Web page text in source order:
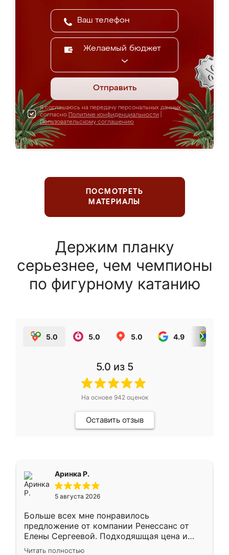
Желаемый бюджет
Отправить
Я соглашаюсь на передачу персональных данных
согласно Политике конфиденциальности
Пользовательскому соглашению
ПОСМОТРЕТЬ
МАТЕРИАЛЫ
Держим планку
серьезнее, чем чемпионы
по фигурному катанию
5.0 5.0 5.0 4.9
5.0 из 5
На основе 942оценок
Оставить отзыв
Аринка Р.
5 августа 2026
Больше всех мне понравилось
предложение от компании Ренессанс от
Елены Сергеевой. Подходяшщая цена и
короткие сроки изготовления. Приехавший
Читать полностью